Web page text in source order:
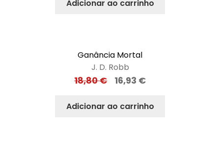
Adicionar ao carrinho
Ganância Mortal
J. D. Robb
18,80€ 16,93 €
Adicionar ao carrinho